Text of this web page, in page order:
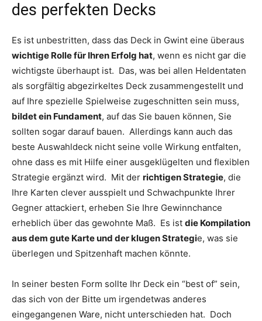
des perfekten Decks
Es ist unbestritten, dass das Deck in Gwint eine überaus
wichtige Rolle für Ihren Erfolg hat, wenn es nicht gar die
wichtigste überhaupt ist. Das, was bei allen Heldentaten
als sorgfältig abgezirkeltes Deck zusammengestellt und
auf Ihre spezielle Spielweise zugeschnitten sein muss,
bildet ein Fundament, auf das Sie bauen können, Sie
sollten sogar darauf bauen. Allerdings kann auch das
beste Auswahldeck nicht seine volle Wirkung entfalten,
ohne dass es mit Hilfe einer ausgeklügelten und flexiblen
Strategie ergänzt wird. Mit der richtigen Strategie, die
Ihre Karten clever ausspielt und Schwachpunkte Ihrer
Gegner attackiert, erheben Sie Ihre Gewinnchance
erheblich über das gewohnte Maß. Es ist die Kompilation
aus dem gute Karte und der klugen Strategie, was sie
überlegen und Spitzenhaft machen könnte.
In seiner besten Form sollte Ihr Deck ein “best of” sein,
das sich von der Bitte um irgendetwas anderes
eingegangenen Ware, nicht unterschieden hat. Doch